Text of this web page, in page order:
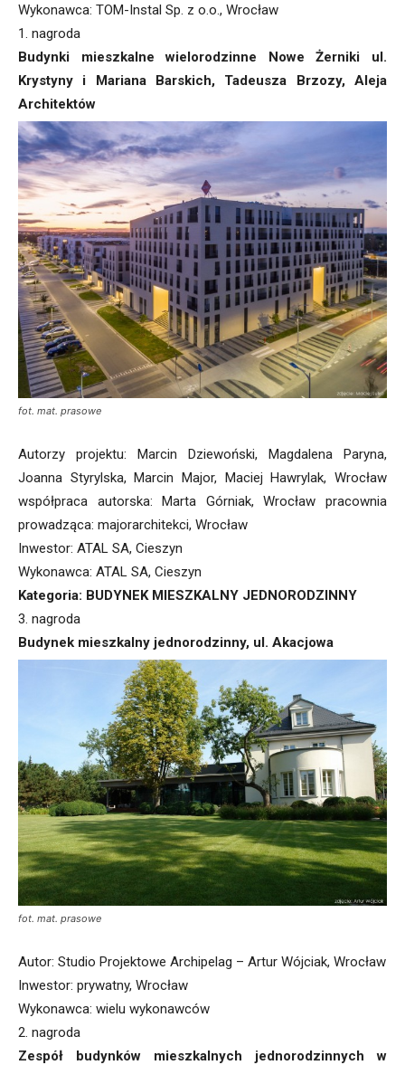
Wykonawca: TOM-Instal Sp. z o.o., Wrocław
1. nagroda
Budynki mieszkalne wielorodzinne Nowe Żerniki ul.
Krystyny i Mariana Barskich, Tadeusza Brzozy, Aleja
Architektów
fot. mat. prasowe
Autorzy projektu: Marcin Dziewoński, Magdalena Paryna,
Joanna Styrylska, Marcin Major, Maciej Hawrylak, Wrocław
współpraca autorska: Marta Górniak, Wrocław pracownia
prowadząca: majorarchitekci, Wrocław
Inwestor: ATAL SA, Cieszyn
Wykonawca: ATAL SA, Cieszyn
Kategoria: BUDYNEK MIESZKALNY JEDNORODZINNY
3. nagroda
Budynek mieszkalny jednorodzinny, ul. Akacjowa
fot. mat. prasowe
Autor: Studio Projektowe Archipelag – Artur Wójciak, Wrocław
Inwestor: prywatny, Wrocław
Wykonawca: wielu wykonawców
2. nagroda
Zespół budynków mieszkalnych jednorodzinnych w